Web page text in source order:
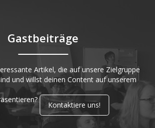
Gastbeiträge
Artikel, die auf unsere Zielgruppe
und willst deinen Content auf unserem
Kontaktiere uns!